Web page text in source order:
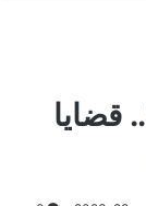
قضايا